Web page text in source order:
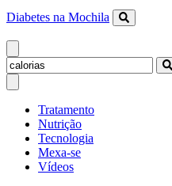
Diabetes na Mochila
Tratamento
Nutrição
Tecnologia
Mexa-se
Vídeos